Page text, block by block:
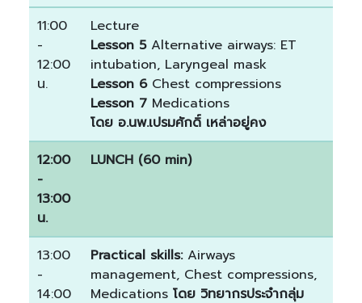
11:00
-
12:00
น.
Lecture
Lesson 5Alternative airways: ET
intubation, Laryngeal mask
Lesson 6Chest compressions
Lesson 7 Medications
โดย อ.นพ.เปรมศักดิ์ เหล่าอยู่คง
12:00
-
13:00
น.
LUNCH (60 min)
13:00
-
14:00
Practical skills:Airways
management, Chest compressions,
Medications โดย วิทยากรประจำกลุ่ม